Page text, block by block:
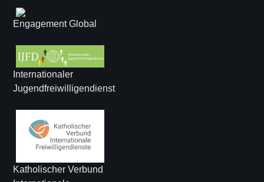
Engagement Global
Internationaler
Jugendfreiwilligendienst
Katholischer Verbund